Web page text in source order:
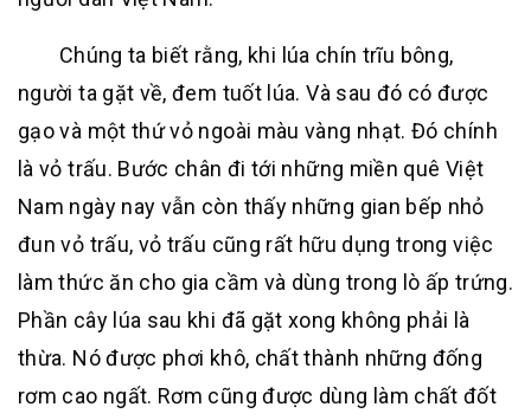
Chúng ta biết rằng, khi lúa chín trĩu bông,
người ta gặt về, đem tuốt lúa. Và sau đó có được
gạo và một thứ vỏ ngoài màu vàng nhạt. Đó chính
là vỏ trấu. Bước chân đi tới những miền quê Việt
Nam ngày nay vẫn còn thấy những gian bếp nhỏ
đun vỏ trấu, vỏ trấu cũng rất hữu dụng trong việc
làm thức ăn cho gia cầm và dùng trong lò ấp trứng.
Phần cây lúa sau khi đã gặt xong không phải là
thừa. Nó được phơi khô, chất thành những đống
rơm cao ngất. Rơm cũng được dùng làm chất đốt